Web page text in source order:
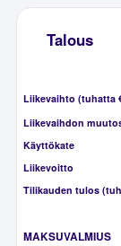
Talous
Liikevaihto (tuhatta
Liikevaihdon
Käyttökate
Liikevoitto
Tilikauden tulos
MAKSUVALMIUS